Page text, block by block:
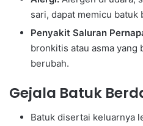
sari, dapat memicu batuk
Penyakit Saluran
bronkitis atau asma yang
berubah.
Gejala Batuk
Batuk disertai keluarnya